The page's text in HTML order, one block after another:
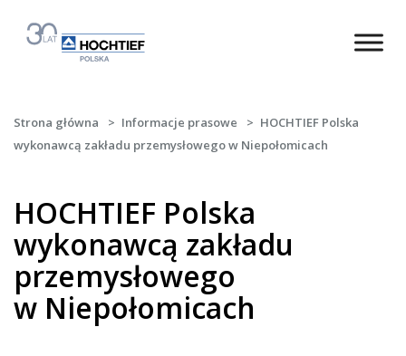
Strona główna > Informacje prasowe > HOCHTIEF Polska
wykonawcą zakładu przemysłowego w Niepołomicach
HOCHTIEF Polska
wykonawcą zakładu
przemysłowego
w Niepołomicach